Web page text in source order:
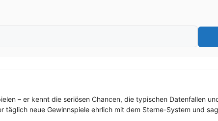
– er kennt die seriösen Chancen, die typischen Datenfallen
täglich neue Gewinnspiele ehrlich mit dem Sterne-System und